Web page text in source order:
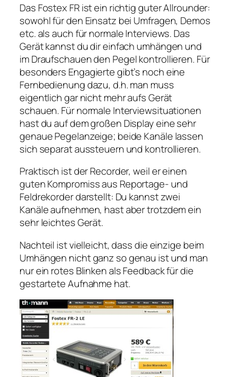
Das Fostex FR ist ein richtig guter Allrounder:
sowohl für den Einsatz bei Umfragen, Demos
etc. als auch für normale Interviews. Das
Gerät kannst du dir einfach umhängen und
im Draufschauen den Pegel kontrollieren. Für
besonders Engagierte gibt’s noch eine
Fernbedienung dazu, d.h. man muss
eigentlich gar nicht mehr aufs Gerät
schauen. Für normale Interviewsituationen
hast du auf dem großen Display eine sehr
genaue Pegelanzeige; beide Kanäle lassen
sich separat aussteuern und kontrollieren.
Praktisch ist der Recorder, weil er einen
guten Kompromiss aus Reportage- und
Feldrekorder darstellt: Du kannst zwei
Kanäle aufnehmen, hast aber trotzdem ein
sehr leichtes Gerät.
Nachteil ist vielleicht, dass die einzige beim
Umhängen nicht ganz so genau ist und man
nur ein rotes Blinken als Feedback für die
gestartete Aufnahme hat.